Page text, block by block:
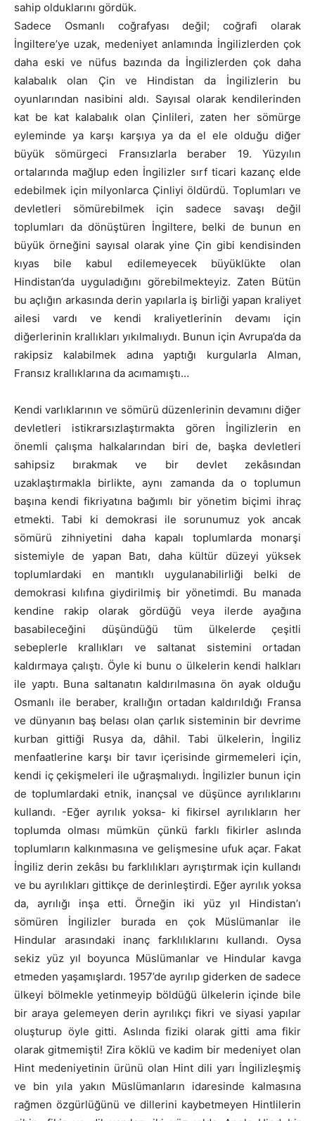
sahip olduklarını gördük.
Sadece Osmanlı coğrafyası değil; coğrafi olarak
İngiltere’ye uzak, medeniyet anlamında İngilizlerden çok
daha eski ve nüfus bazında da İngilizlerden çok daha
kalabalık olan Çin ve Hindistan da İngilizlerin bu
oyunlarından nasibini aldı. Sayısal olarak kendilerinden
kat be kat kalabalık olan Çinlileri, zaten her sömürge
eyleminde ya karşı karşıya ya da el ele olduğu diğer
büyük sömürgeci Fransızlarla beraber 19. Yüzyılın
ortalarında mağlup eden İngilizler sırf ticari kazanç elde
edebilmek için milyonlarca Çinliyi öldürdü. Toplumları ve
devletleri sömürebilmek için sadece savaşı değil
toplumları da dönüştüren İngiltere, belki de bunun en
büyük örneğini sayısal olarak yine Çin gibi kendisinden
kıyas bile kabul edilemeyecek büyüklükte olan
Hindistan’da uyguladığını görebilmekteyiz. Zaten Bütün
bu açlığın arkasında derin yapılarla iş birliği yapan kraliyet
ailesi vardı ve kendi kraliyetlerinin devamı için
diğerlerinin krallıkları yıkılmalıydı. Bunun için Avrupa’da da
rakipsiz kalabilmek adına yaptığı kurgularla Alman,
Fransız krallıklarına da acımamıştı…
Kendi varlıklarının ve sömürü düzenlerinin devamını diğer
devletleri istikrarsızlaştırmakta gören İngilizlerin en
önemli çalışma halkalarından biri de, başka devletleri
sahipsiz bırakmak ve bir devlet zekâsından
uzaklaştırmakla birlikte, aynı zamanda da o toplumun
başına kendi fikriyatına bağımlı bir yönetim biçimi ihraç
etmekti. Tabi ki demokrasi ile sorunumuz yok ancak
sömürü zihniyetini daha kapalı toplumlarda monarşi
sistemiyle de yapan Batı, daha kültür düzeyi yüksek
toplumlardaki en mantıklı uygulanabilirliği belki de
demokrasi kılıfına giydirilmiş bir yönetimdi. Bu manada
kendine rakip olarak gördüğü veya ilerde ayağına
basabileceğini düşündüğü tüm ülkelerde çeşitli
sebeplerle krallıkları ve saltanat sistemini ortadan
kaldırmaya çalıştı. Öyle ki bunu o ülkelerin kendi halkları
ile yaptı. Buna saltanatın kaldırılmasına ön ayak olduğu
Osmanlı ile beraber, krallığın ortadan kaldırıldığı Fransa
ve dünyanın baş belası olan çarlık sisteminin bir devrime
kurban gittiği Rusya da, dâhil. Tabi ülkelerin, İngiliz
menfaatlerine karşı bir tavır içerisinde girmemeleri için,
kendi iç çekişmeleri ile uğraşmalıydı. İngilizler bunun için
de toplumlardaki etnik, inançsal ve düşünce ayrılıklarını
kullandı. -Eğer ayrılık yoksa- ki fikirsel ayrılıkların her
toplumda olması mümkün çünkü farklı fikirler aslında
toplumların kalkınmasına ve gelişmesine ufuk açar. Fakat
İngiliz derin zekâsı bu farklılıkları ayrıştırmak için kullandı
ve bu ayrılıkları gittikçe de derinleştirdi. Eğer ayrılık yoksa
da, ayrılığı inşa etti. Örneğin iki yüz yıl Hindistan’ı
sömüren İngilizler burada en çok Müslümanlar ile
Hindular arasındaki inanç farklılıklarını kullandı. Oysa
sekiz yüz yıl boyunca Müslümanlar ve Hindular kavga
etmeden yaşamışlardı. 1957’de ayrılıp giderken de sadece
ülkeyi bölmekle yetinmeyip böldüğü ülkelerin içinde bile
bir araya gelemeyen derin ayrılıkçı fikri ve siyasi yapılar
oluşturup öyle gitti. Aslında fiziki olarak gitti ama fikir
olarak gitmemişti! Zira köklü ve kadim bir medeniyet olan
Hint medeniyetinin ürünü olan Hint dili yarı İngilizleşmiş
ve bin yıla yakın Müslümanların idaresinde kalmasına
rağmen özgürlüğünü ve dillerini kaybetmeyen Hintlilerin